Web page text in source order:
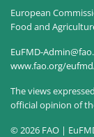
European
Food and
EuFMD-
www.fao.org/
The views
official opinion of
© 2026 FAO |